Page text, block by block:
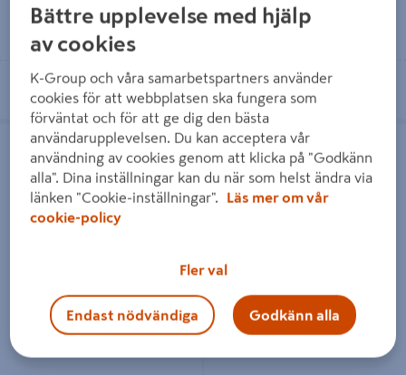
Läs mer
Se lagerstatus i din butik
Läs mer
Se lagerstatus i din butik
VÄGGUTTAG ELKO 3-VÄG
KOMBIMONT FVIT, I DUBBELDOSA
U RAM PLUS FJ.VIT
KOMBIMONT FVIT, I
DUBBELDOSA U RAM PLUS
HÖRNBOX ELKO ELK PL FV 2-F
KOMBIRAM, 2 FACK INKL
KOMBINATI-RAM IP21
F KOMBIRAM, 2 FACK INKL
KOMBINATI-RAM IP21
Bättre upplevelse med hjälp
av cookies
K-Group och våra samarbetspartners använder
cookies för att webbplatsen ska fungera som
förväntat och för att ge dig den bästa
användarupplevelsen. Du kan acceptera vår
användning av cookies genom att klicka på "Godkänn
alla". Dina inställningar kan du när som helst ändra via
länken "Cookie-inställningar".
Läs mer om vår
cookie-policy
Fler val
Endast nödvändiga Godkänn alla